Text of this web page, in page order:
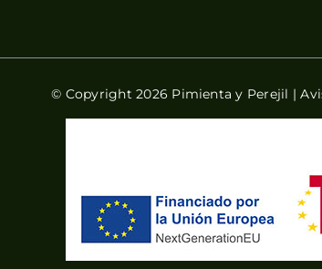
© Copyright 2026 Pimienta y Perejil |